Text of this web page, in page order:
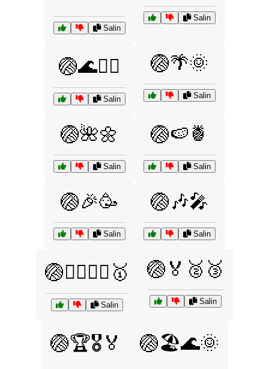
Salin
Salin
🏐🌊🏄‍♂️
Salin
🏐🌴🌞
Salin
🏐🌺🌼
Salin
🏐🍉🍍
Salin
🏐🎉🥳
Salin
🏐🎶🎤
Salin
🏐🏃‍♂️🏃‍♀️🥇
Salin
🏐🏅🥈🥉
Salin
🏐🏆🎖️🏅 🏐🏖️🌊🌞